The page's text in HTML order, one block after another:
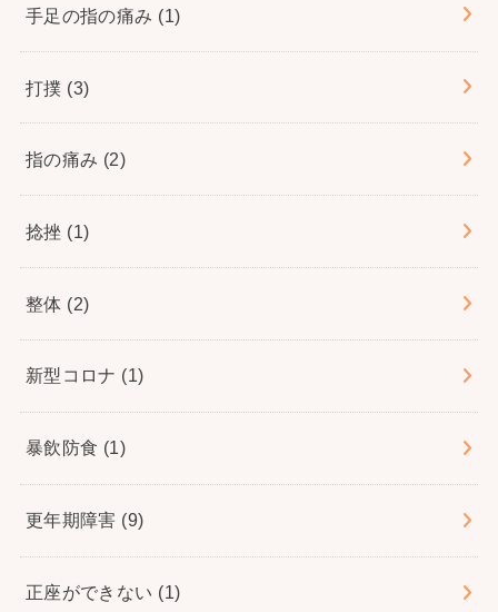
手足の指の痛み (1)
打撲 (3)
指の痛み (2)
捻挫 (1)
整体 (2)
新型コロナ (1)
暴飲防食 (1)
更年期障害 (9)
正座ができない (1)